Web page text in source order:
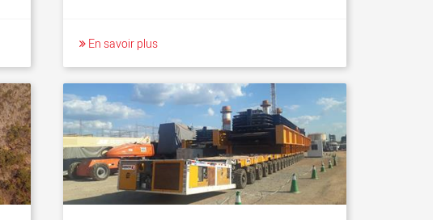
En savoir plus